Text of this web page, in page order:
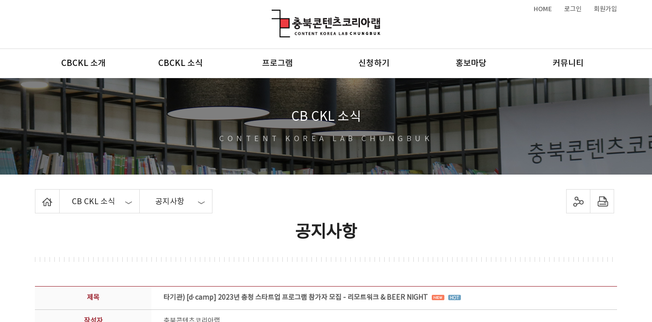
HOME 로그인 회원가입
메뉴
CBCKL 소개 CBCKL 소식 프로그램 신청하기 홍보마당 커뮤니티
CB CKL 소식
CONTENT KOREA LAB CHUNGBUK
CB CKL 소식 공지사항 sns 공유하기 프린트하기
공지사항
공지사항 상세보기 - 제목, 담당부서, 담당자, 담당연락처, 내용, 첨부파일 정보 제공
제목 타기관) [d·camp] 2023년 충청 스타트업 프로그램 참가자 모집 - 리모트워크 & BEER NIGHT